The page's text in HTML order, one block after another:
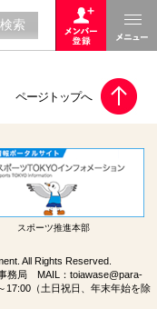
スポーツ推進本部
All Rights Reserved.
務局 MAIL： toiawase@para-
（土日祝日、年末年始を除